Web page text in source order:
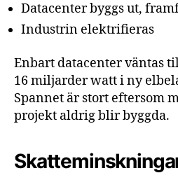
Datacenter byggs ut,
Industrin elektrifieras
Enbart datacenter väntas
16 miljarder watt i ny
Spannet är stort eftersom
projekt aldrig blir byggda.